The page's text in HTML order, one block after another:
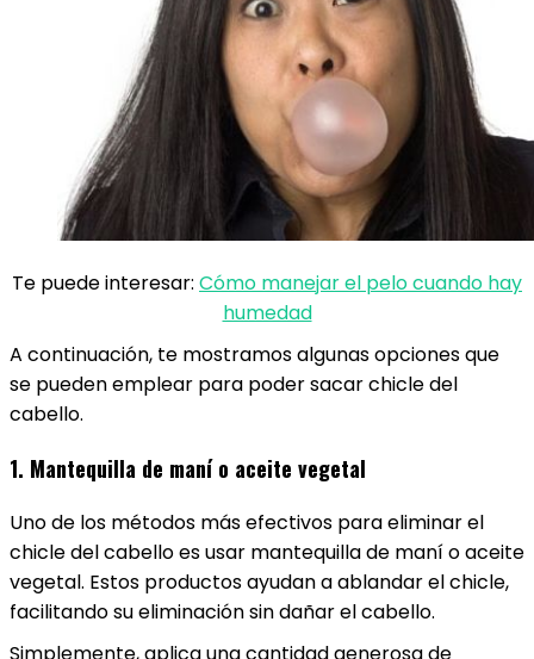
Te puede interesar: Cómo manejar el pelo cuando hay
humedad
A continuación, te mostramos algunas opciones que
se pueden emplear para poder sacar chicle del
cabello.
1. Mantequilla de maní o aceite vegetal
Uno de los métodos más efectivos para eliminar el
chicle del cabello es usar mantequilla de maní o aceite
vegetal. Estos productos ayudan a ablandar el chicle,
facilitando su eliminación sin dañar el cabello.